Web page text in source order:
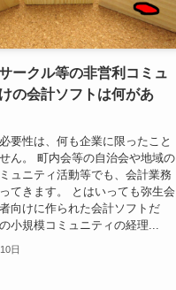
ークル等の非営利コミュ
の会計ソフトは何があ
要性は、何も企業に限ったこと
ん。 町内会等の自治会や地域の
ュニティ活動等でも、会計業務
てきます。 とはいっても弥生会
向けに作られた会計ソフトだ
小規模コミュニティの経理...
日